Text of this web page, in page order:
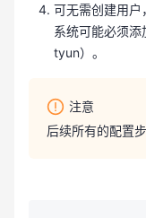
可无需创建用
系统可能必须
tyun）。
注意
后续所有的配置